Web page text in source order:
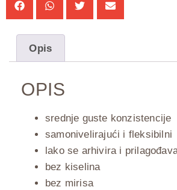
Opis
OPIS
srednje guste konzistencije
samonivelirajući i fleksibilni
lako se arhivira i
bez kiselina
bez mirisa